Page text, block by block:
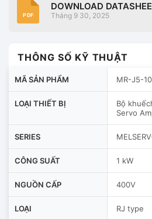
PDF
DOWNLOAD
Tháng 9 30, 2025
THÔNG SỐ KỸ THUẬT
MÃ SẢN PHẨM MR-J5-
LOẠI THIẾT BỊ
Bộ
Servo
SERIES
CÔNG SUẤT 1 kW
NGUỒN CẤP 400V
LOẠI RJ type